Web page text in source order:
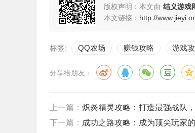
版权声明：本文由 结义游戏
本文链接： http://
标签: QQ农场 赚钱攻略 游戏
分享给朋友：
上一篇： 炽炎精灵攻略：打造最强战队
下一篇： 成功之路攻略：成为顶尖玩家